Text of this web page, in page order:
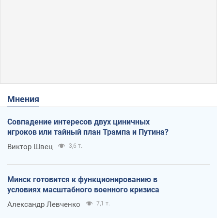
Мнения
Совпадение интересов двух циничных
игроков или тайный план Трампа и Путина?
Виктор Швец 3,6 т.
Минск готовится к функционированию в
условиях масштабного военного кризиса
Александр Левченко 7,1 т.